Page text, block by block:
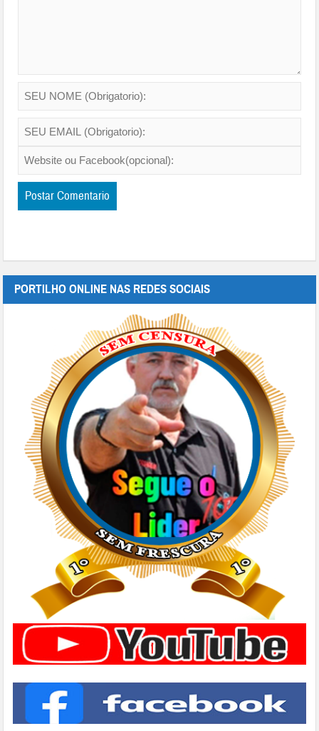
PORTILHO ONLINE NAS REDES SOCIAIS